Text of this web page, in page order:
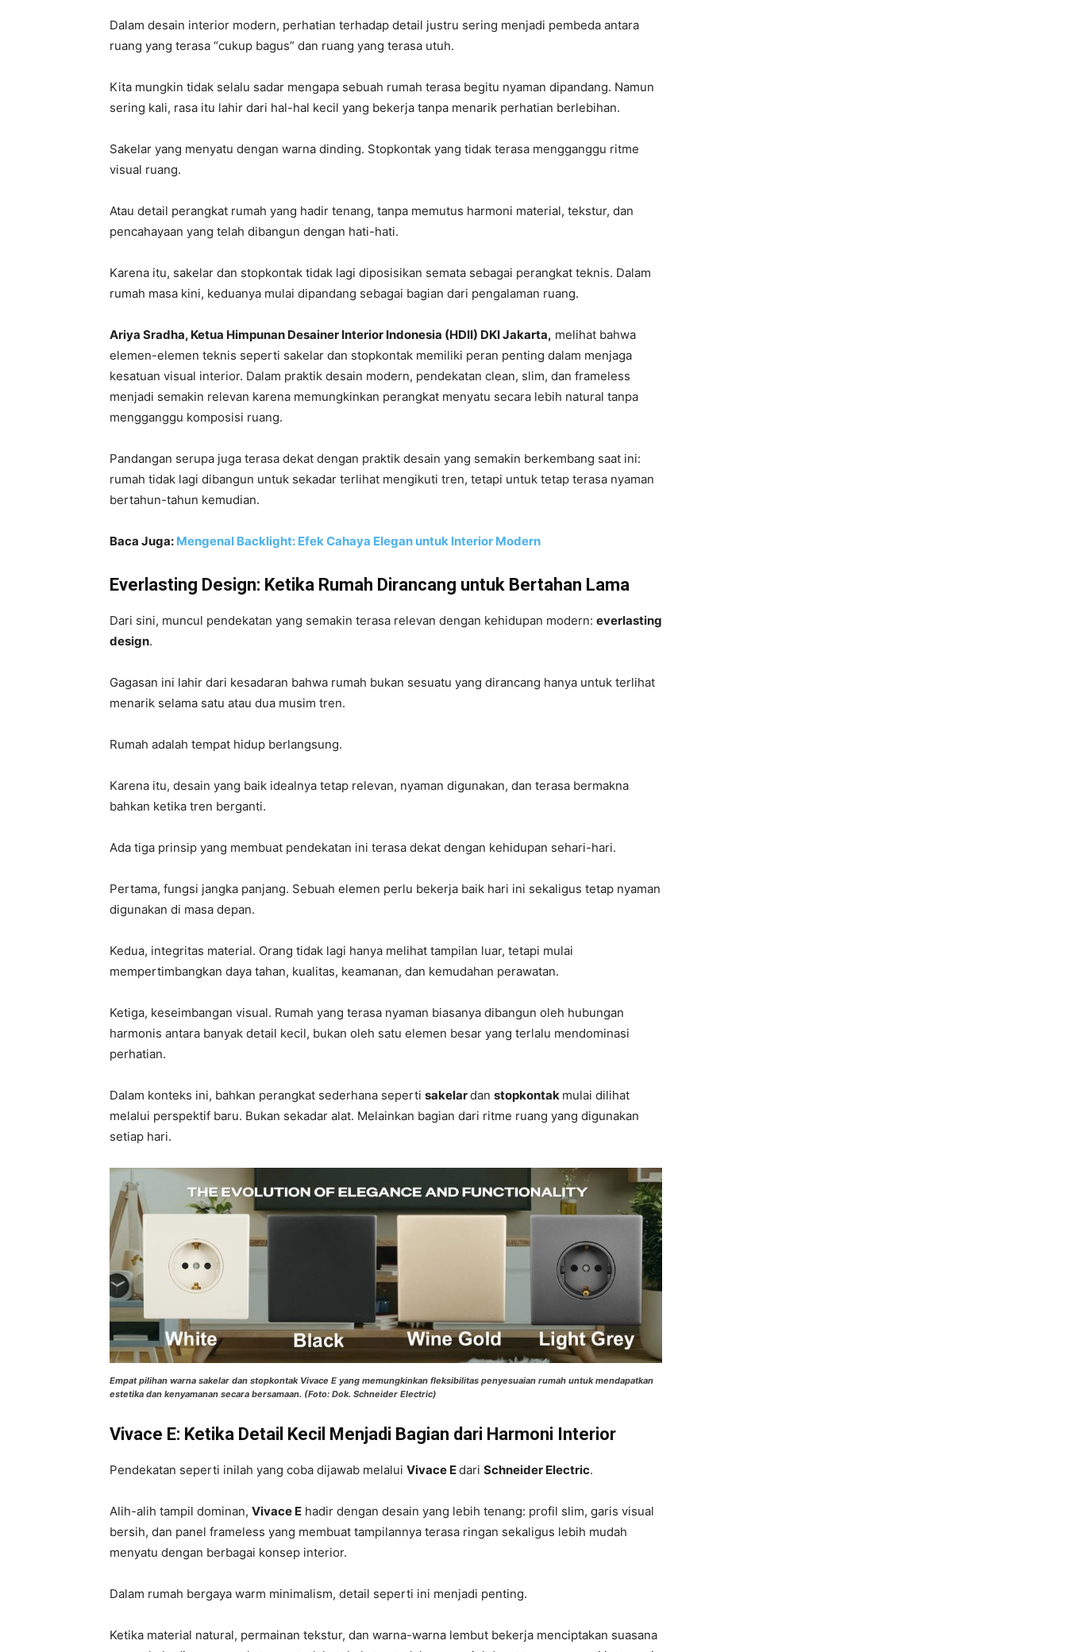
Dalam desain interior modern, perhatian terhadap detail justru sering menjadi pembeda antara
ruang yang terasa “cukup bagus” dan ruang yang terasa utuh.
Kita mungkin tidak selalu sadar mengapa sebuah rumah terasa begitu nyaman dipandang. Namun
sering kali, rasa itu lahir dari hal-hal kecil yang bekerja tanpa menarik perhatian berlebihan.
Sakelar yang menyatu dengan warna dinding. Stopkontak yang tidak terasa mengganggu ritme
visual ruang.
Atau detail perangkat rumah yang hadir tenang, tanpa memutus harmoni material, tekstur, dan
pencahayaan yang telah dibangun dengan hati-hati.
Karena itu, sakelar dan stopkontak tidak lagi diposisikan semata sebagai perangkat teknis. Dalam
rumah masa kini, keduanya mulai dipandang sebagai bagian dari pengalaman ruang.
Ariya Sradha, Ketua Himpunan Desainer Interior Indonesia (HDII) DKI Jakarta, melihat bahwa
elemen-elemen teknis seperti sakelar dan stopkontak memiliki peran penting dalam menjaga
kesatuan visual interior. Dalam praktik desain modern, pendekatan clean, slim, dan frameless
menjadi semakin relevan karena memungkinkan perangkat menyatu secara lebih natural tanpa
mengganggu komposisi ruang.
Pandangan serupa juga terasa dekat dengan praktik desain yang semakin berkembang saat ini:
rumah tidak lagi dibangun untuk sekadar terlihat mengikuti tren, tetapi untuk tetap terasa nyaman
bertahun-tahun kemudian.
Baca Juga: Mengenal Backlight: Efek Cahaya Elegan untuk Interior Modern
Everlasting Design: Ketika Rumah Dirancang untuk Bertahan Lama
Dari sini, muncul pendekatan yang semakin terasa relevan dengan kehidupan modern: everlasting
design.
Gagasan ini lahir dari kesadaran bahwa rumah bukan sesuatu yang dirancang hanya untuk terlihat
menarik selama satu atau dua musim tren.
Rumah adalah tempat hidup berlangsung.
Karena itu, desain yang baik idealnya tetap relevan, nyaman digunakan, dan terasa bermakna
bahkan ketika tren berganti.
Ada tiga prinsip yang membuat pendekatan ini terasa dekat dengan kehidupan sehari-hari.
Pertama, fungsi jangka panjang. Sebuah elemen perlu bekerja baik hari ini sekaligus tetap nyaman
digunakan di masa depan.
Kedua, integritas material. Orang tidak lagi hanya melihat tampilan luar, tetapi mulai
mempertimbangkan daya tahan, kualitas, keamanan, dan kemudahan perawatan.
Ketiga, keseimbangan visual. Rumah yang terasa nyaman biasanya dibangun oleh hubungan
harmonis antara banyak detail kecil, bukan oleh satu elemen besar yang terlalu mendominasi
perhatian.
Dalam konteks ini, bahkan perangkat sederhana seperti sakelardan stopkontak mulai dilihat
melalui perspektif baru. Bukan sekadar alat. Melainkan bagian dari ritme ruang yang digunakan
setiap hari.
Empat pilihan warna sakelar dan stopkontak Vivace E yang memungkinkan fleksibilitas penyesuaian rumah untuk mendapatkan
estetika dan kenyamanan secara bersamaan. (Foto: Dok. Schneider Electric)
Vivace E: Ketika Detail Kecil Menjadi Bagian dari Harmoni Interior
Pendekatan seperti inilah yang coba dijawab melalui Vivace Edari Schneider Electric.
Alih-alih tampil dominan, Vivace E hadir dengan desain yang lebih tenang: profil slim, garis visual
bersih, dan panel frameless yang membuat tampilannya terasa ringan sekaligus lebih mudah
menyatu dengan berbagai konsep interior.
Dalam rumah bergaya warm minimalism, detail seperti ini menjadi penting.
Ketika material natural, permainan tekstur, dan warna-warna lembut bekerja menciptakan suasana